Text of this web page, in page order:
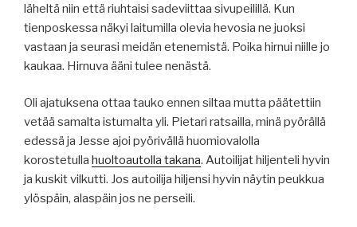
läheltä niin että riuhtaisi sadeviittaa sivupeilillä. Kun
tienposkessa näkyi laitumilla olevia hevosia ne juoksi
vastaan ja seurasi meidän etenemistä. Poika hirnui niille jo
kaukaa. Hirnuva ääni tulee nenästä.
Oli ajatuksena ottaa tauko ennen siltaa mutta päätettiin
vetää samalta istumalta yli. Pietari ratsailla, minä pyörällä
edessä ja Jesse ajoi pyörivällä huomiovalolla
korostetulla huoltoautolla takana. Autoilijat hiljenteli hyvin
ja kuskit vilkutti. Jos autoilija hiljensi hyvin näytin peukkua
ylöspäin, alaspäin jos ne perseili.